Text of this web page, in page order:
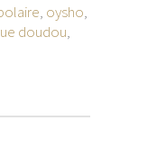
, oysho,
doudou,